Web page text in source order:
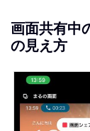
画面共有中
の見え方